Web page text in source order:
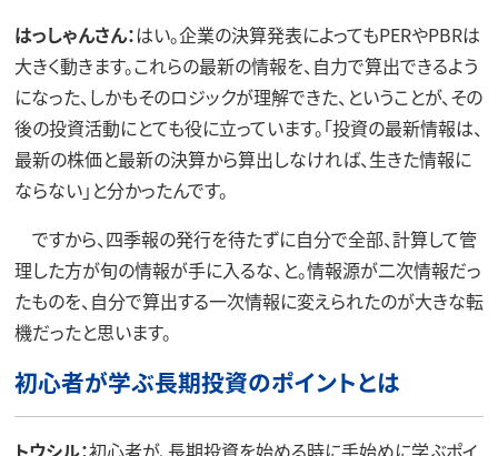
はっしゃんさん：はい。企業の決算発表によってもPERやPBRは
大きく動きます。これらの最新の情報を、自力で算出できるよう
になった、しかもそのロジックが理解できた、ということが、その
後の投資活動にとても役に立っています。「投資の最新情報は、
最新の株価と最新の決算から算出しなければ、生きた情報に
ならない」と分かったんです。
ですから、四季報の発行を待たずに自分で全部、計算して管
理した方が旬の情報が手に入るな、と。情報源が二次情報だっ
たものを、自分で算出する一次情報に変えられたのが大きな転
機だったと思います。
初心者が学ぶ長期投資のポイントとは
トウシル：初心者が、長期投資を始める時に手始めに学ぶポイ